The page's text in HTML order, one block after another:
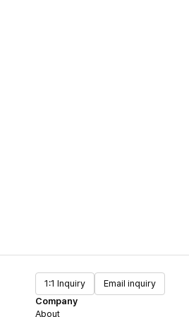
1:1 Inquiry
Email inquiry
Company
About